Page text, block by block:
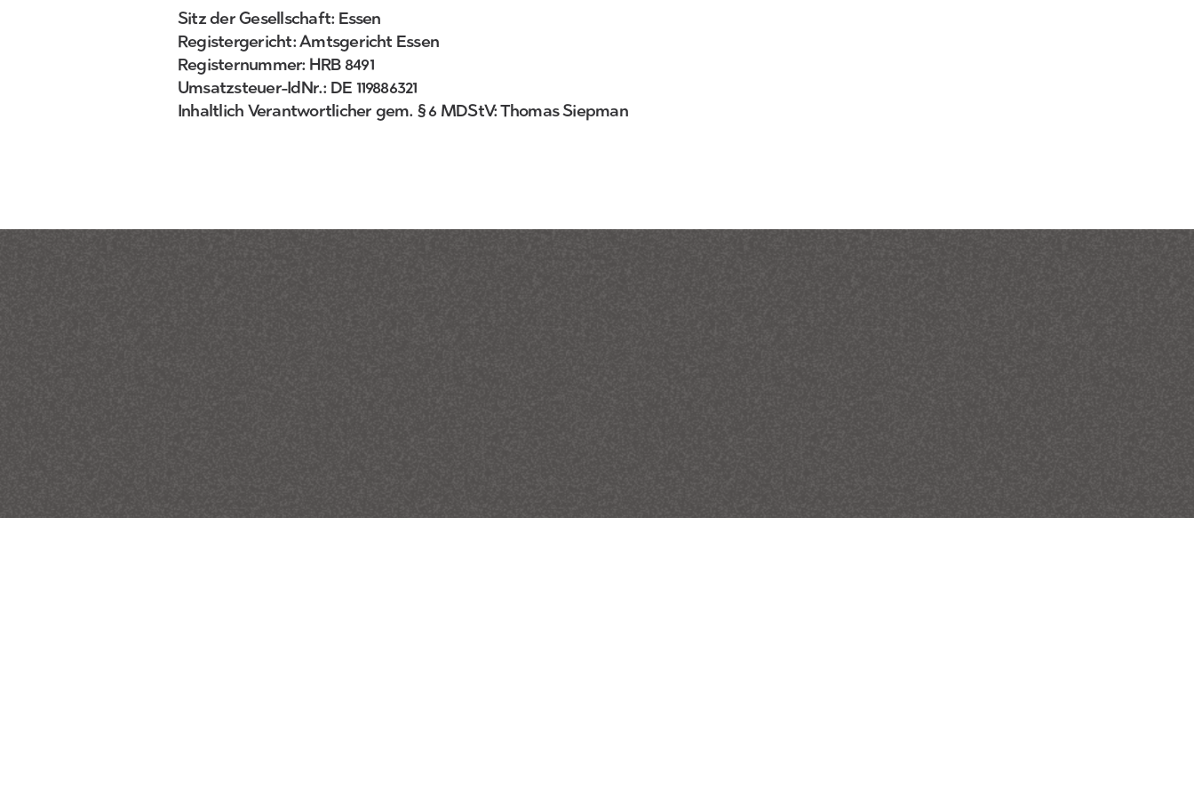
Sitz der Gesellschaft: Essen
Registergericht: Amtsgericht Essen
Registernummer: HRB 8491
Umsatzsteuer-IdNr.: DE 119886321
Inhaltlich Verantwortlicher gem. § 6 MDStV: Thomas Siepman